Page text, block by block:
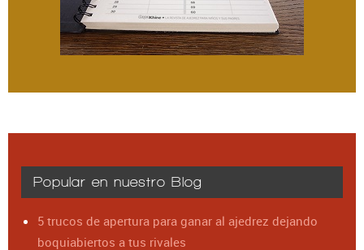
Popular en nuestro Blog
5 trucos de apertura para ganar al ajedrez dejando
boquiabiertos a tus rivales